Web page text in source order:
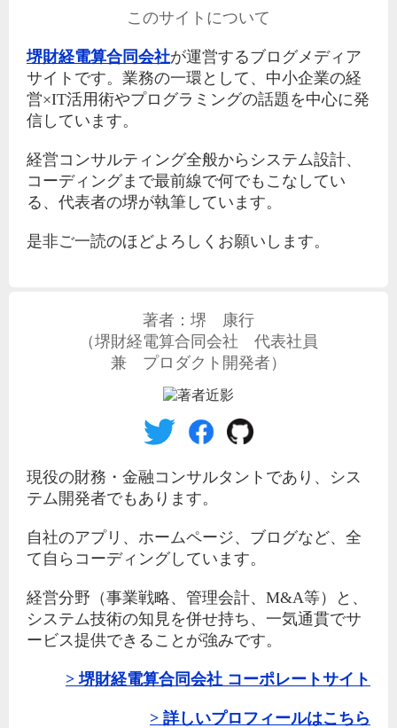
このサイトについて
堺財経電算合同会社が運営するブログメディア
サイトです。業務の一環として、中小企業の経
営×IT活用術やプログラミングの話題を中心に発
信しています。
経営コンサルティング全般からシステム設計、
コーディングまで最前線で何でもこなしてい
る、代表者の堺が執筆しています。
是非ご一読のほどよろしくお願いします。
著者： 堺 康行
（堺財経電算合同会社 代表社員
兼 プロダクト開発者）
現役の財務・金融コンサルタントであり、シス
テム開発者でもあります。
自社のアプリ、ホームページ、ブログなど、全
て自らコーディングしています。
経営分野（事業戦略、管理会計、M&A等）と、
システム技術の知見を併せ持ち、一気通貫でサ
ービス提供できることが強みです。
堺財経電算合同会社 コーポレートサイト
詳しいプロフィールはこちら